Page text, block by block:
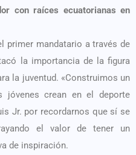
con raíces ecuatorianas en
primer mandatario a través de
la importancia de la figura
la juventud. «Construimos un
jóvenes crean en el deporte
Jr. por recordarnos que sí se
el valor de tener un
de inspiración.